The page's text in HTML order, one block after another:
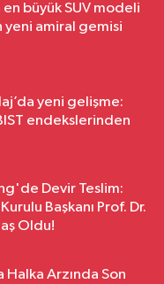
büyük SUV modeli
yeni amiral gemisi
yeni gelişme:
endekslerinden
Devir Teslim:
Başkanı Prof. Dr.
Oldu!
Arzında Son